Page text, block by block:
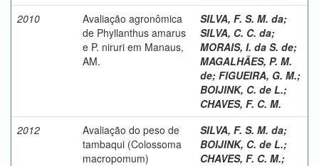
2010
Avaliação agronômica
de Phyllanthus amarus
e P. niruri em Manaus,
AM.
SILVA, F. S. M. da;
SILVA, C. C. da;
MORAIS, I. da S. de;
MAGALHÃES, P. M.
de; FIGUEIRA, G. M.;
BOIJINK, C. de L.;
CHAVES, F. C. M.
2012
Avaliação do peso de
tambaqui (Colossoma
macropomum)
SILVA, F. S. M. da;
BOIJINK, C. de L.;
CHAVES, F. C. M.;